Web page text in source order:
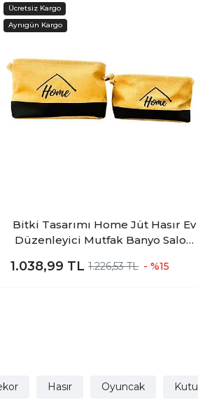
Bitki Tasarımı Home Jüt Hasır Ev
Düzenleyici Mutfak Banyo Salon
Set O-K
1.038,99 TL 1.226,53 TL - %15
Hasır Oyuncak Kutu